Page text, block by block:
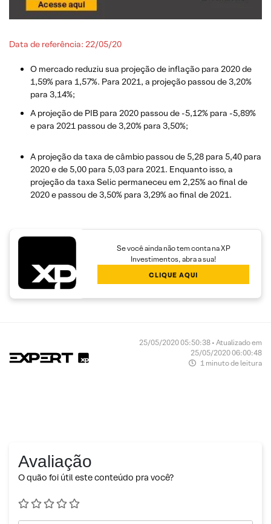
Data de referência: 22/05/20
O mercado reduziu sua projeção de inflação para 2020 de
1,59% para 1,57%. Para 2021, a projeção passou de 3,20%
para 3,14%;
A projeção de PIB para 2020 passou de -5,12% para -5,89%
e para 2021 passou de 3,20% para 3,50%;
A projeção da taxa de câmbio passou de 5,28 para 5,40 para
2020 e de 5,00 para 5,03 para 2021. Enquanto isso, a
projeção da taxa Selic permaneceu em 2,25% ao final de
2020 e passou de 3,50% para 3,29% ao final de 2021.
Se você ainda não tem conta na XP
Investimentos, abra a sua!
CLIQUE AQUI
25/05/2020 05:50:38 • Atualizado em
25/05/2020 06:00:48
1 minuto de leitura
Avaliação
O quão foi útil este conteúdo pra você?